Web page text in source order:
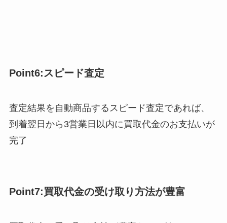
Point6:スピード査定
査定結果を自動商品するスピード査定であれば、
到着翌日から3営業日以内に買取代金のお支払いが
完了
Point7:買取代金の受け取り方法が豊富